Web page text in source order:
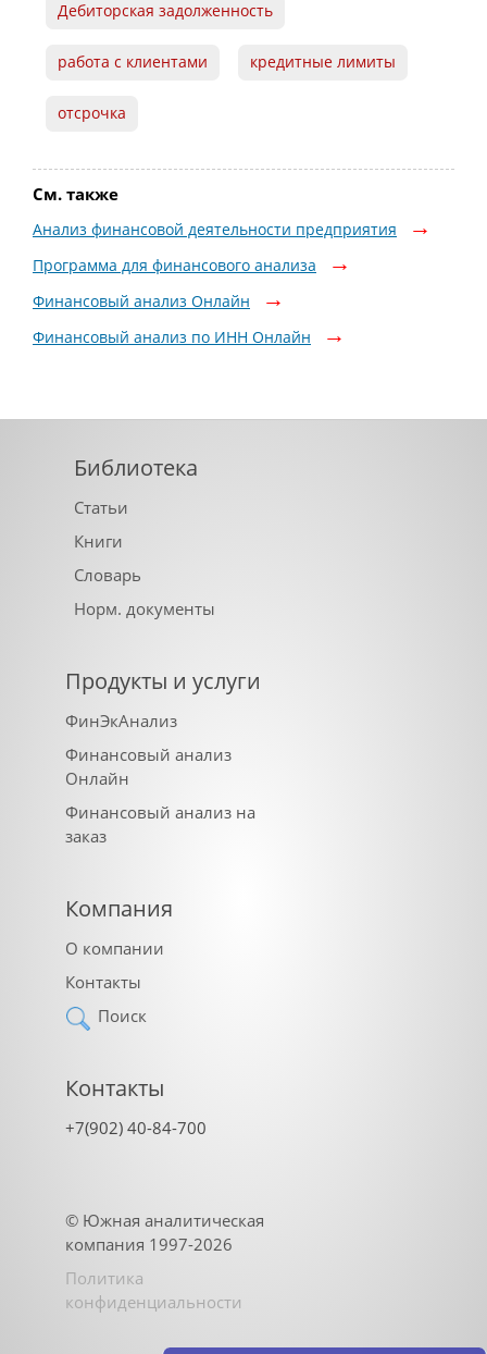
Дебиторская задолженность
работа с клиентами кредитные лимиты
отсрочка
См. также
Анализ финансовой деятельности предприятия
Программа для финансового анализа
Финансовый анализ Онлайн
Финансовый анализ по ИНН Онлайн
Библиотека
Статьи
Книги
Словарь
Норм. документы
Продукты и услуги
ФинЭкАнализ
Финансовый анализ
Онлайн
Финансовый анализ на
заказ
Компания
О компании
Контакты
Поиск
Контакты
+7(902) 40-84-700
© Южная аналитическая
компания 1997-2026
Политика
конфиденциальности